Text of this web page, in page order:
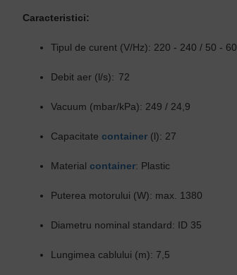
Caracteristici:
Tipul de curent (V/Hz): 220 - 240 / 50 - 60
Debit aer (l/s): 72
Vacuum (mbar/kPa): 249 / 24,9
Capacitate container (l): 27
Material container: Plastic
Puterea motorului (W): max. 1380
Diametru nominal standard: ID 35
Lungimea cablului (m): 7,5